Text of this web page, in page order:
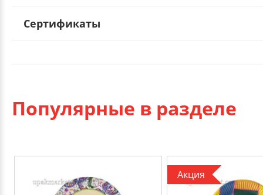
Сертификаты
Популярные в разделе
Акция